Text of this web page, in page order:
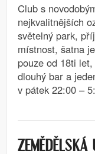
Club s
nejkvalitnějších
světelný park,
místnost, šatna
pouze od 18ti
dlouhý bar a
v pátek 22:00 –
ZEMĚDĚLSKÁ